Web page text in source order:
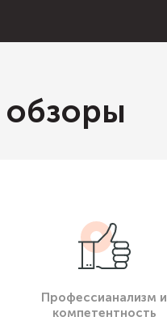
Профессианализм и
компетентность